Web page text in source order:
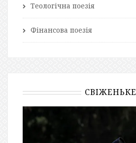
Теологічна поезія
Фінансова поезія
СВІЖЕНЬКЕ